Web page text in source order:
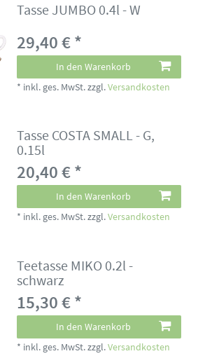
Tasse JUMBO 0.4l - W
29,40 € *
In den Warenkorb
* inkl. ges. MwSt.zzgl.Versandkosten
Tasse COSTA SMALL - G,
0.15l
20,40 € *
In den Warenkorb
* inkl. ges. MwSt.zzgl.Versandkosten
Teetasse MIKO 0.2l -
schwarz
15,30 € *
In den Warenkorb
* inkl. ges. MwSt.zzgl.Versandkosten